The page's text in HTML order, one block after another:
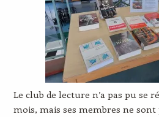
Le club de lecture n’a pas pu se
mois, mais ses membres ne sont